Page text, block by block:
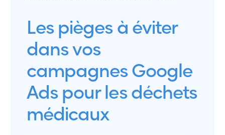
Les pièges à éviter
dans vos
campagnes Google
Ads pour les déchets
médicaux